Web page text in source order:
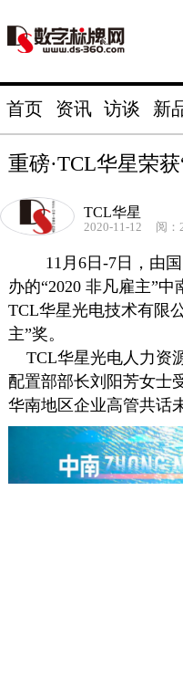
首页 资讯 访谈 新
重磅·TCL华星荣
TCL华星
2020-11-12 阅：
11月6日-7日，由
办的“2020 非凡雇主”
TCL华星光电技术有限
主”奖。
TCL华星光电人力资
配置部部长刘阳芳女士
华南地区企业高管共话